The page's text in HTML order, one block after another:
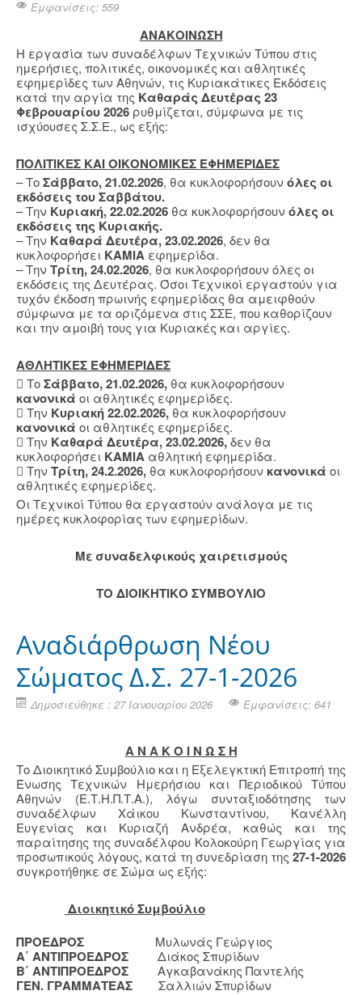
Εμφανίσεις: 559
ΑΝΑΚΟΙΝΩΣΗ
Η εργασία των συναδέλφων Τεχνικών Τύπου στις
ημερήσιες, πολιτικές, οικονομικές και αθλητικές
εφημερίδες των Αθηνών, τις Κυριακάτικες Εκδόσεις
κατά την αργία της Καθαράς Δευτέρας 23
Φεβρουαρίου 2026 ρυθμίζεται, σύμφωνα με τις
ισχύουσες Σ.Σ.Ε., ως εξής:
ΠΟΛΙΤΙΚΕΣ ΚΑΙ ΟΙΚΟΝΟΜΙΚΕΣ ΕΦΗΜΕΡΙΔΕΣ
– ΤοΣάββατο, 21.02.2026, θα κυκλοφορήσουν όλες οι
εκδόσεις του Σαββάτου.
– Την Κυριακή, 22.02.2026 θα κυκλοφορήσουν όλες οι
εκδόσεις της Κυριακής.
– Την Καθαρά Δευτέρα, 23.02.2026, δεν θα
κυκλοφορήσει ΚΑΜΙΑ εφημερίδα.
– Την Τρίτη, 24.02.2026, θα κυκλοφορήσουν όλες οι
εκδόσεις της Δευτέρας. Όσοι Τεχνικοί εργαστούν για
τυχόν έκδοση πρωινής εφημερίδας θα αμειφθούν
σύμφωνα με τα οριζόμενα στις ΣΣΕ, που καθορίζουν
και την αμοιβή τους για Κυριακές και αργίες.
ΑΘΛΗΤΙΚΕΣ ΕΦΗΜΕΡΙΔΕΣ
 ΤοΣάββατο, 21.02.2026, θα κυκλοφορήσουν
κανονικά οι αθλητικές εφημερίδες.
 Την Κυριακή 22.02.2026, θα κυκλοφορήσουν
κανονικά οι αθλητικές εφημερίδες.
 Την Καθαρά Δευτέρα, 23.02.2026,δεν θα
κυκλοφορήσει ΚΑΜΙΑ αθλητική εφημερίδα.
 Την Τρίτη, 24.2.2026, θα κυκλοφορήσουν κανονικά οι
αθλητικές εφημερίδες.
Οι Τεχνικοί Τύπου θα εργαστούν ανάλογα με τις
ημέρες κυκλοφορίας των εφημερίδων.
Mε συναδελφικούς χαιρετισμούς
ΤΟ ΔΙΟΙΚΗΤΙΚΟ ΣΥΜΒΟΥΛΙΟ
Αναδιάρθρωση Νέου
Σώματος Δ.Σ. 27-1-2026
Δημοσιεύθηκε : 27 Ιανουαρίου 2026 Εμφανίσεις: 641
Α Ν Α Κ Ο Ι Ν Ω Σ Η
Το Διοικητικό Συμβούλιο και η Εξελεγκτική Επιτροπή της
Ένωσης Τεχνικών Ημερήσιου και Περιοδικού Τύπου
Αθηνών (Ε.Τ.Η.Π.Τ.Α.), λόγω συνταξιοδότησης των
συναδέλφων Χάικου Κωνσταντίνου, Κανέλλη
Ευγενίας και Κυριαζή Ανδρέα, καθώς και της
παραίτησης της συναδέλφου Κολοκούρη Γεωργίας για
προσωπικούς λόγους, κατά τη συνεδρίαση της 27-1-2026
συγκροτήθηκε σε Σώμα ως εξής:
Διοικητικό Συμβούλιο
ΠΡΟΕΔΡΟΣ Μυλωνάς Γεώργιος
Α΄ ΑΝΤΙΠΡΟΕΔΡΟΣ Διάκος Σπυρίδων
Β΄ ΑΝΤΙΠΡΟΕΔΡΟΣ Αγκαβανάκης Παντελής
ΓΕΝ. ΓΡΑΜΜΑΤΕΑΣ Σαλλιών Σπυρίδων